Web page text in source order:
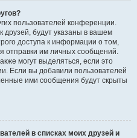
пользователей конференции.
друзей, будут указаны в вашем
доступа к информации о том,
отправки им личных сообщений.
могут выделяться, если это
Если вы добавили пользователей
ими сообщения будут скрыты
в списках моих друзей и